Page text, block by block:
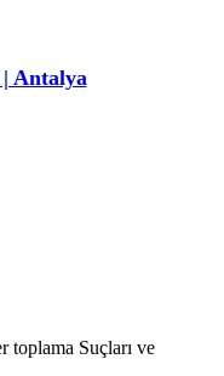
| Antalya
toplama Suçları ve